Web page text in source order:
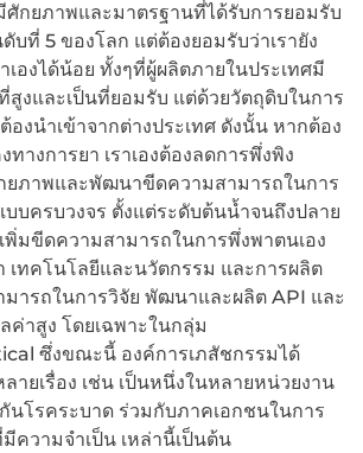
ศักยภาพและมาตรฐานที่ได้รับการยอมรับ
บที่ 5 ของโลก แต่ต้องยอมรับว่าเรายัง
เองได้น้อย ทั้งๆที่ผู้ผลิตภายในประเทศมี
สูงและเป็นที่ยอมรับ แต่ด้วยวัตถุดิบในการ
งนำเข้าจากต่างประเทศ ดังนั้น หากต้อง
างการยา เราเองต้องลดการพึ่งพิง
ยภาพและพัฒนาขีดความสามารถในการ
บบครบวงจร ตั้งแต่ระดับต้นน้ำจนถึงปลาย
พิ่มขีดความสามารถในการพึ่งพาตนเอง
เทคโนโลยีและนวัตกรรม และการผลิต
มารถในการวิจัย พัฒนาและผลิต API และ
ค่าสูง โดยเฉพาะในกลุ่ม
ซึ่งขณะนี้ องค์การเภสัชกรรมได้
ายเรื่อง เช่น เป็นหนึ่งในหลายหน่วยงาน
โรคระบาด ร่วมกับภาคเอกชนในการ
ความจำเป็น เหล่านี้เป็นต้น